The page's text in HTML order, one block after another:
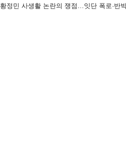
황정민 사생활 논란의 쟁점…잇단 폭로·반